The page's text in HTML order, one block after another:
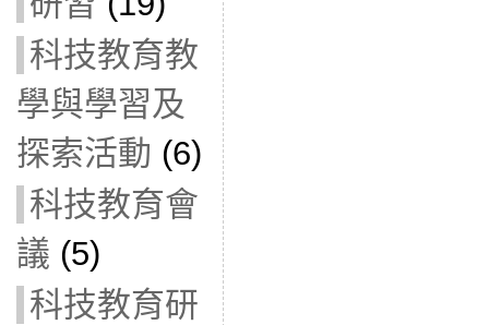
科技教育教
學與學習及
探索活動 (6)
科技教育會
議 (5)
科技教育研